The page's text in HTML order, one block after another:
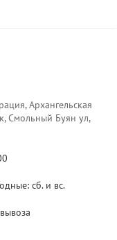
Архангельская
Смольный Буян ул,
сб. и вс.